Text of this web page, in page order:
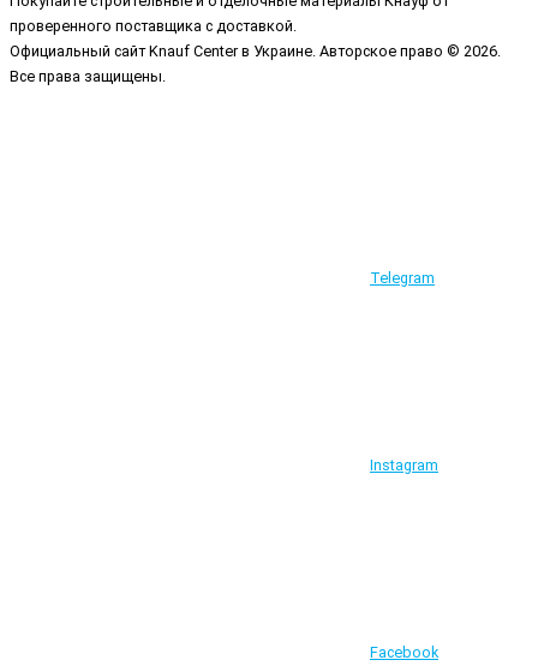
проверенного поставщика с доставкой.
Официальный сайт Knauf Center в Украине. Авторское право © 2026.
Все права защищены.
Telegram
Instagram
Facebook